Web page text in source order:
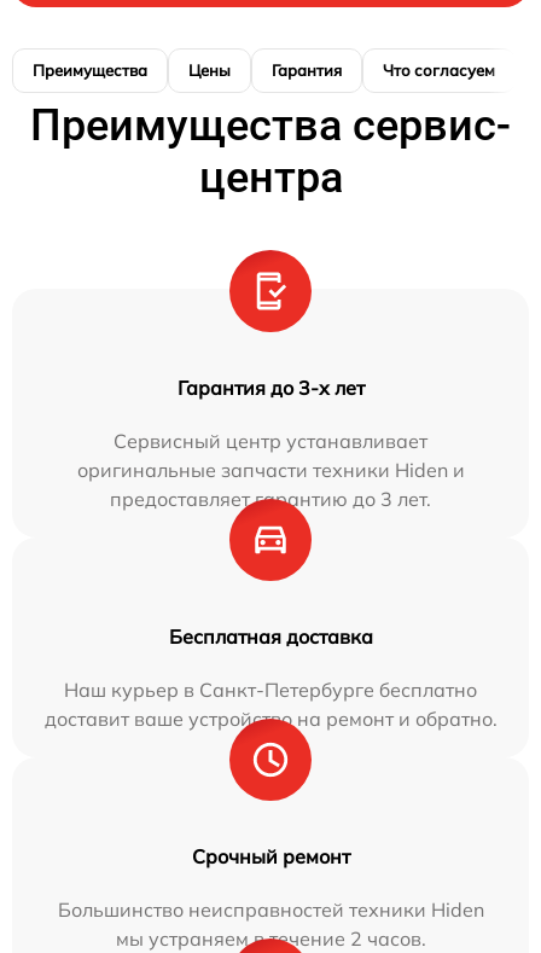
Преимущества Цены Гарантия Что согласуем
Преимущества сервис-
центра
Гарантия до 3-х лет
Сервисный центр устанавливает
оригинальные запчасти техники Hiden и
предоставляет гарантию до 3 лет.
Бесплатная доставка
Наш курьер в Санкт-Петербурге бесплатно
доставит ваше устройство на ремонт и обратно.
Срочный ремонт
Большинство неисправностей техники Hiden
мы устраняем в течение 2 часов.